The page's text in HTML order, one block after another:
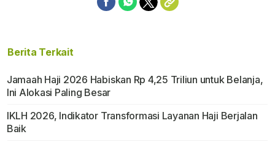
Berita Terkait
Jamaah Haji 2026 Habiskan Rp 4,25 Triliun untuk Belanja,
Ini Alokasi Paling Besar
IKLH 2026, Indikator Transformasi Layanan Haji Berjalan
Baik